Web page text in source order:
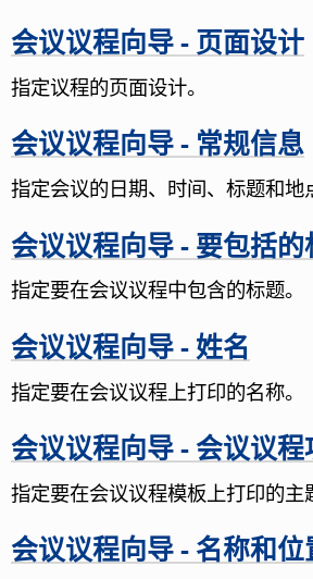
会议议程向导 - 页面设计
指定议程的页面设计。
会议议程向导 - 常规信息
指定会议的日期、时间、标题和地
会议议程向导 - 要包括的
指定要在会议议程中包含的标题。
会议议程向导 - 姓名
指定要在会议议程上打印的名称。
会议议程向导 - 会议议程
指定要在会议议程模板上打印的主
会议议程向导 - 名称和位